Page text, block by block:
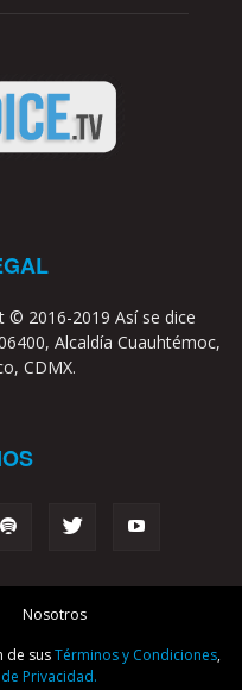
© 2016-2019 Así se dice
Alcaldía Cuauhtémoc,
CDMX.
Nosotros
de susTérminos y Condiciones,
Privacidad.